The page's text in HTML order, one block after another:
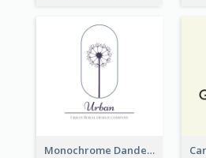
Monochrome Dandelion Flower Logo